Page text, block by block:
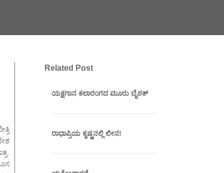
Related Post
ಯಕ್ಷಗಾನ ಕಲಾರಂಗದ ಮೂರು ಬೈಠಕ್
ರಾಧಾಪ್ರಿಯ ಕೃಷ್ಣನಲ್ಲಿ ಲೀನ!